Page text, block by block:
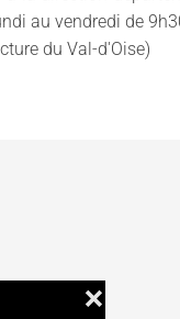
❌
au vendredi de
du Val-d'Oise)